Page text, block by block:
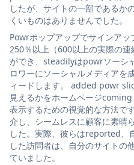
したが、サイトの一部であるか
くいものはありませんでした。
Powrポップアップでサインア
250％以上（600以上の実際の
ができ、steadilyはpowrソーシ
ロワーにソーシャルメディアを
ィードします。 added powr
見えるかをホームページ
表示するための視覚的な方法で
介し、シームレスに顧客に素晴
した。実際、彼らはreported、
した訪問者は、自分のサイトの
ていました。